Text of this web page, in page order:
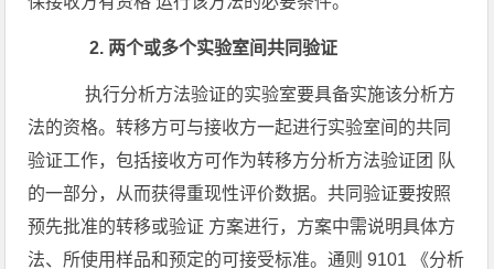
2. 两个或多个实验室间共同验证
执行分析方法验证的实验室要具备实施该分析方
法的资格。转移方可与接收方一起进行实验室间的共同
验证工作，包括接收方可作为转移方分析方法验证团 队
的一部分，从而获得重现性评价数据。共同验证要按照
预先批准的转移或验证 方案进行，方案中需说明具体方
法、所使用样品和预定的可接受标准。通则 9101 《分析